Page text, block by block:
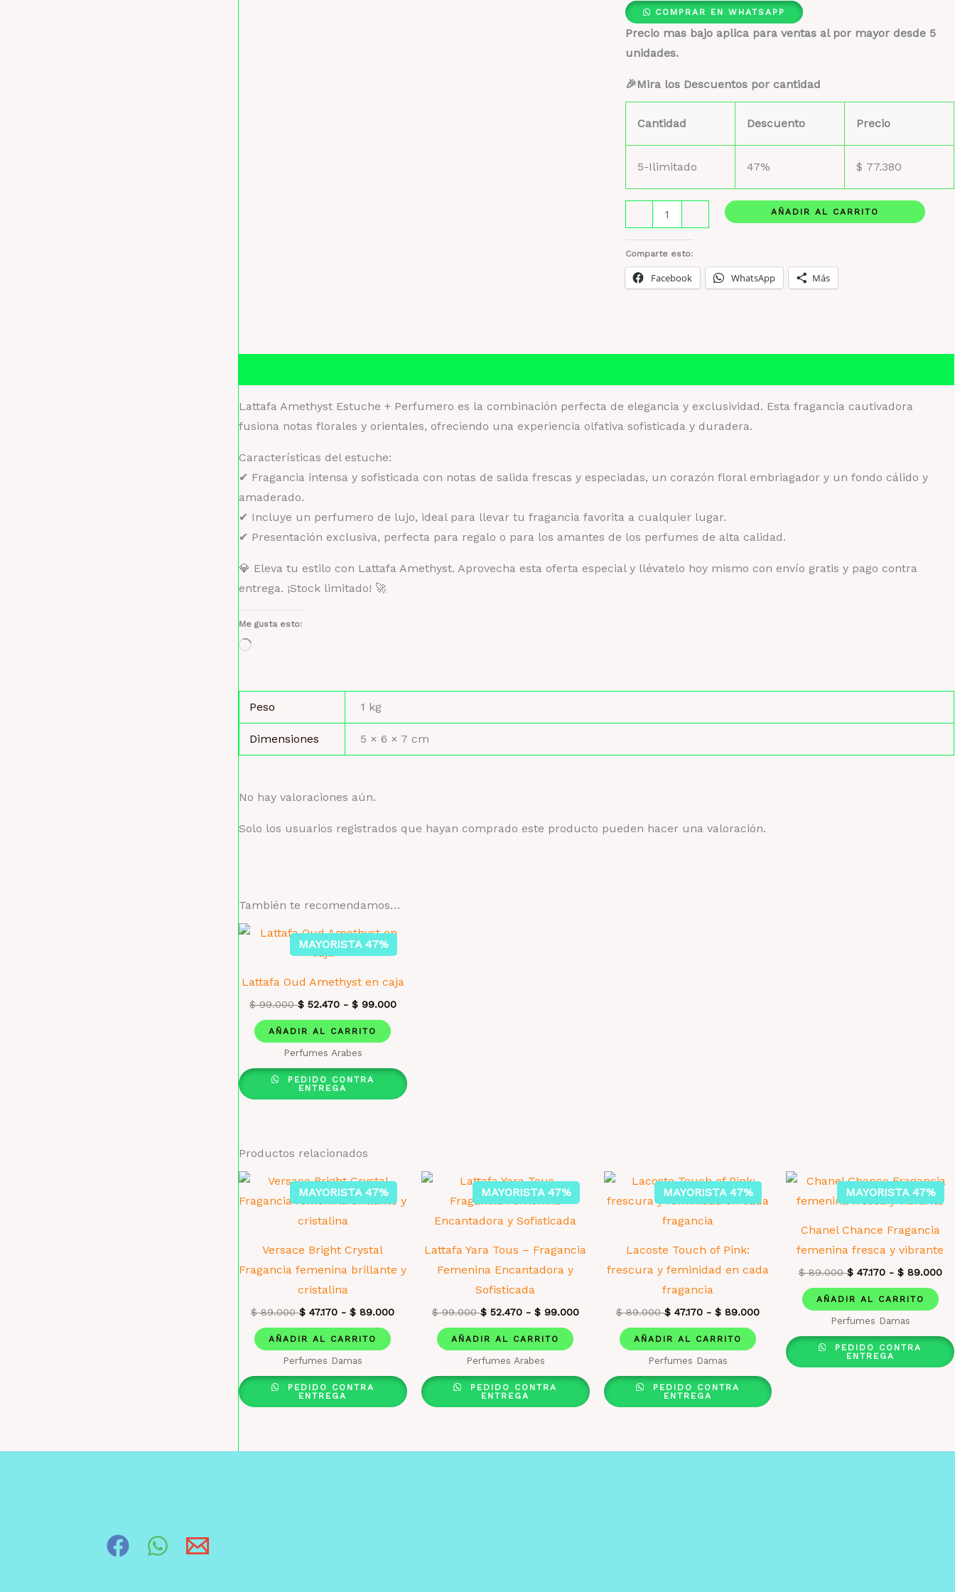
COMPRAR EN WHATSAPP
Precio mas bajo aplica para ventas al por mayor desde 5
unidades.
🎉Mira los Descuentos por cantidad
Cantidad Descuento Precio
5-Ilimitado 47% $ 77.380
Amethyst
Estuche
1.1
+
AÑADIR AL CARRITO
Comparte esto:
Facebook WhatsApp Más
Lattafa Amethyst Estuche + Perfumero es la combinación perfecta de elegancia y exclusividad. Esta fragancia cautivadora
fusiona notas florales y orientales, ofreciendo una experiencia olfativa sofisticada y duradera.
Características del estuche:
✔ Fragancia intensa y sofisticada con notas de salida frescas y especiadas, un corazón floral embriagador y un fondo cálido y
amaderado.
✔ Incluye un perfumero de lujo, ideal para llevar tu fragancia favorita a cualquier lugar.
✔ Presentación exclusiva, perfecta para regalo o para los amantes de los perfumes de alta calidad.
💎 Eleva tu estilo con Lattafa Amethyst. Aprovecha esta oferta especial y llévatelo hoy mismo con envío gratis y pago contra
entrega. ¡Stock limitado! 🚀
Me gusta esto:
Cargando...
Peso 1 kg
Dimensiones 5 × 6 × 7 cm
No hay valoraciones aún.
Solo los usuarios registrados que hayan comprado este producto pueden hacer una valoración.
También te recomendamos…
MAYORISTA 47%
Lattafa Oud Amethyst en caja
$99.000 $52.470- $99.000
AÑADIR AL CARRITO
Perfumes Arabes
PEDIDO CONTRA
ENTREGA
Productos relacionados
MAYORISTA 47%
Versace Bright Crystal
Fragancia femenina brillante y
cristalina
$89.000 $ 47.170 -$ 89.000
AÑADIR AL CARRITO
Perfumes Damas
PEDIDO CONTRA
ENTREGA
MAYORISTA 47%
Lattafa Yara Tous – Fragancia
Femenina Encantadora y
Sofisticada
$99.000 $52.470- $99.000
AÑADIR AL CARRITO
Perfumes Arabes
PEDIDO CONTRA
ENTREGA
MAYORISTA 47%
Lacoste Touch of Pink:
frescura y feminidad en cada
fragancia
$89.000 $47.170- $89.000
AÑADIR AL CARRITO
Perfumes Damas
PEDIDO CONTRA
ENTREGA
MAYORISTA 47%
Chanel Chance Fragancia
femenina fresca y vibrante
$89.000 $47.170- $89.000
AÑADIR AL CARRITO
Perfumes Damas
PEDIDO CONTRA
ENTREGA